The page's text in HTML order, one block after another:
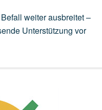
weiter ausbreitet –
Unterstützung vor